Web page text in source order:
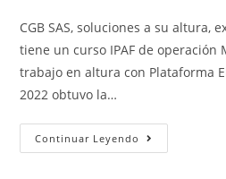
CGB SAS, soluciones a su altura,
tiene un curso IPAF de operación
trabajo en altura con Plataforma
2022 obtuvo la…
Continuar Leyendo